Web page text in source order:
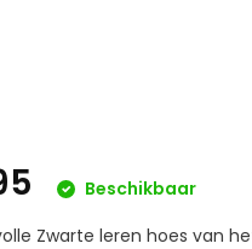
Beschikbaar
Zwarte leren hoes van